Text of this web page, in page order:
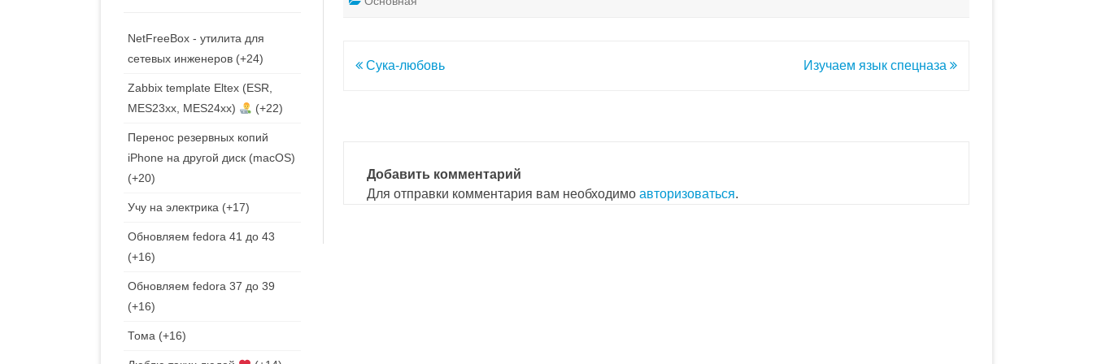
Навигация
Сука-любовь Изучаем язык спецназа
Добавить комментарий
Для отправки комментария вам необходимоавторизоваться.
NetFreeBox - утилита для
сетевых инженеров +24
Zabbix template Eltex (ESR,
MES23xx, MES24xx)
+22
Перенос резервных копий
iPhone на другой диск (macOS)
+20
Учу на электрика +17
Обновляем fedora 41 до 43
+16
Обновляем fedora 37 до 39
+16
Тома +16